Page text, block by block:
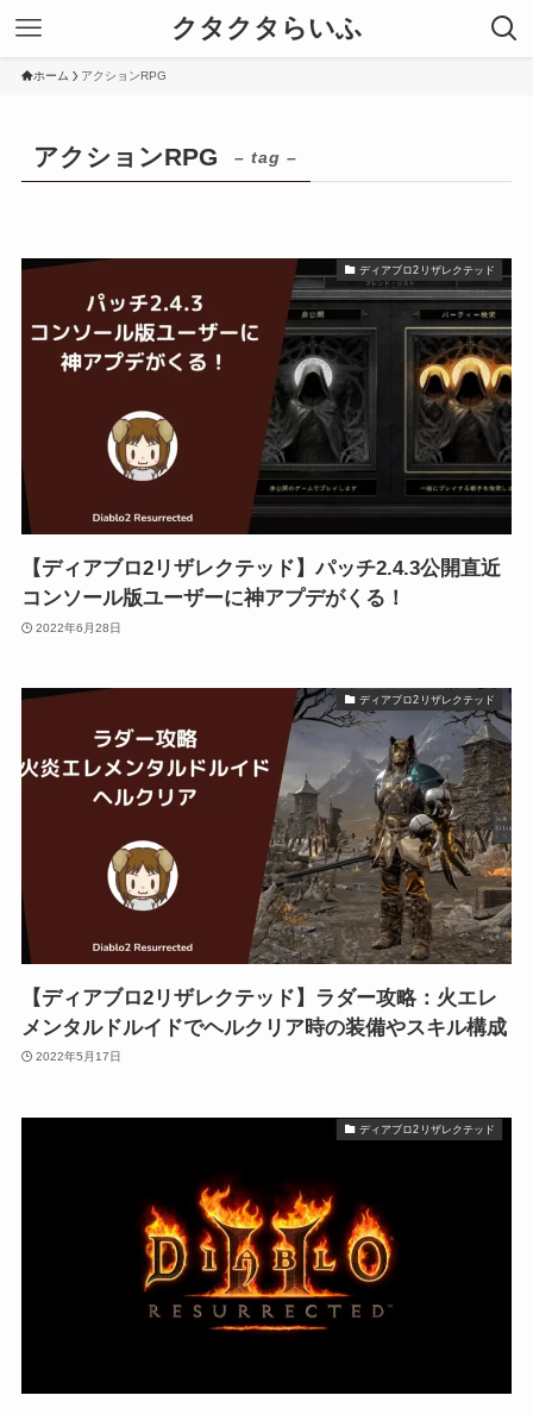
クタクタらいふ
ホーム アクションRPG
アクションRPG – tag –
ディアブロ2リザレクテッド
【ディアブロ2リザレクテッド】パッチ2.4.3公開直近
コンソール版ユーザーに神アプデがくる！
2022年6月28日
ディアブロ2リザレクテッド
【ディアブロ2リザレクテッド】ラダー攻略：火エレ
メンタルドルイドでヘルクリア時の装備やスキル構成
2022年5月17日
ディアブロ2リザレクテッド